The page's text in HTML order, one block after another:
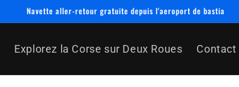
Navette aller-retour gratuite depuis l'aeroport de bastia
Explorez la Corse sur Deux Roues Contact